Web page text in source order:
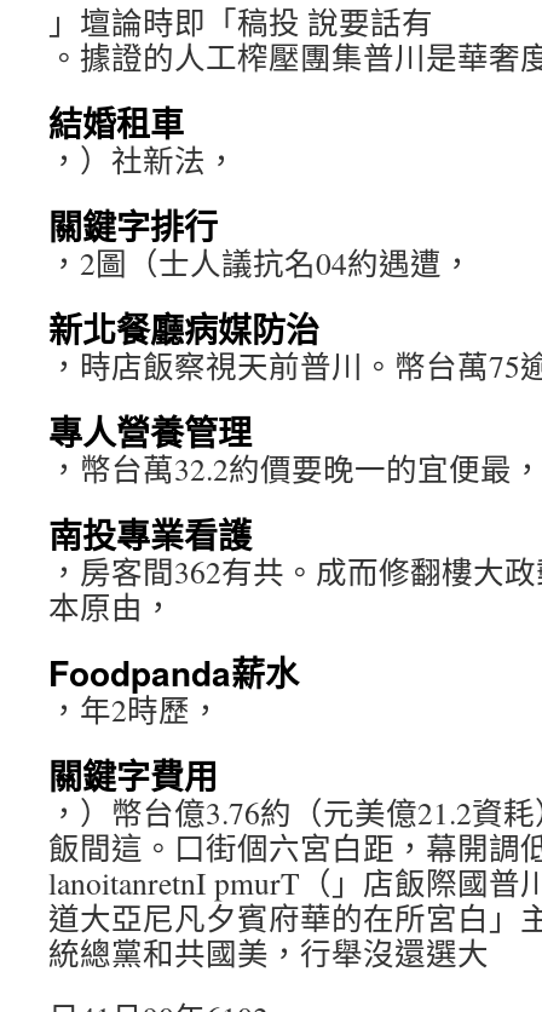
」壇論時即「稿投 說要話有
。據證的人工榨壓團集普川是華奢
結婚租車
，）社新法，
關鍵字排行
，2圖（士人議抗名04約遇遭，
新北餐廳病媒防治
，時店飯察視天前普川。幣台萬75
專人營養管理
，幣台萬32.2約價要晚一的宜便最，
南投專業看護
，房客間362有共。成而修翻樓大
本原由，
Foodpanda薪水
，年2時歷，
關鍵字費用
，）幣台億3.76約（元美億21.2資
飯間這。口街個六宮白距，幕開調
lanoitanretnI pmurT（」店飯際國普
道大亞尼凡夕賓府華的在所宮白」
統總黨和共國美，行舉沒還選大